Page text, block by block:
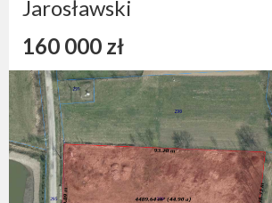
Jarosławski
160 000 zł